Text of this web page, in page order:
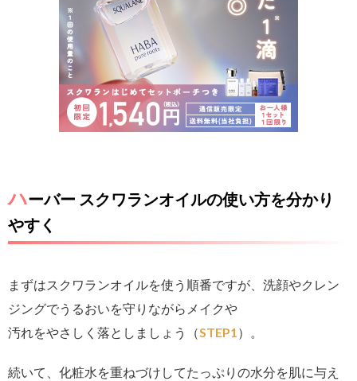
ハーバー スクワランオイルの使い方を分かり
やすく
まずはスクワランオイルを使う順番ですが、洗顔やクレン
ジングでうるおいを守りながらメイクや
汚れをやさしく落としましょう（STEP1 ）。
続いて、化粧水を重ねづけしてたっぷりの水分を肌に与え